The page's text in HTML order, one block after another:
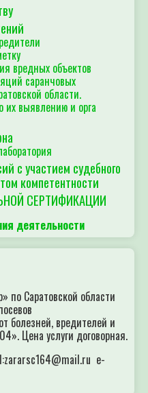
вредных объектов
саранчовых
области.
их выявлению и орга
с участием судебного
компетентности
СЕРТИФИКАЦИИ
деятельности
по Саратовской области
болезней, вредителей и
Цена услуги договорная.
e-